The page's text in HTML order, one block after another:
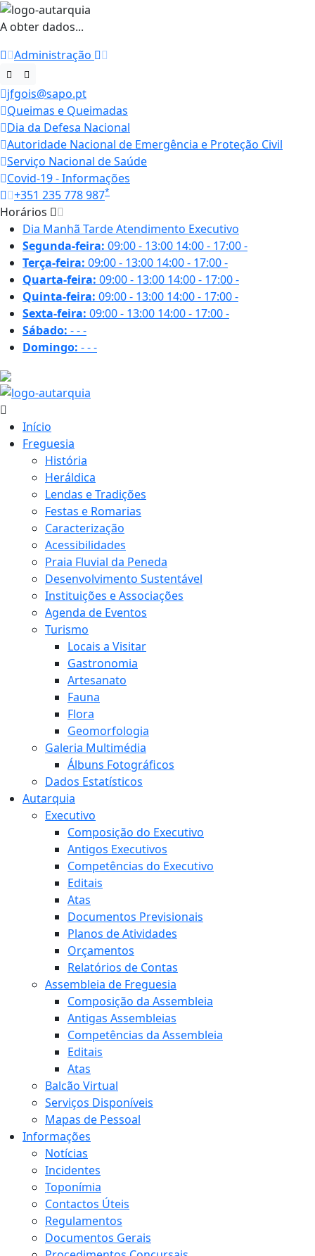
A obter dados...
Administração
jfgois@sapo.pt
Queimas e Queimadas
Dia da Defesa Nacional
Autoridade Nacional de Emergência e Proteção Civil
Serviço Nacional de Saúde
Covid-19 - Informações
+351 235 778 987*
Horários
Dia Manhã TardeAtendimento Executivo
Segunda-feira: 09:00 - 13:00 14:00 - 17:00-
Terça-feira: 09:00 - 13:00 14:00 - 17:00-
Quarta-feira: 09:00 - 13:00 14:00 - 17:00-
Quinta-feira: 09:00 - 13:00 14:00 - 17:00-
Sexta-feira: 09:00 - 13:00 14:00 - 17:00-
Sábado: ---
Domingo: ---
Início
Freguesia
História
Heráldica
Lendas e Tradições
Festas e Romarias
Caracterização
Acessibilidades
Praia Fluvial da Peneda
Desenvolvimento Sustentável
Instituições e Associações
Agenda de Eventos
Turismo
Locais a Visitar
Gastronomia
Artesanato
Fauna
Flora
Geomorfologia
Galeria Multimédia
Álbuns Fotográficos
Dados Estatísticos
Autarquia
Executivo
Composição do Executivo
Antigos Executivos
Competências do Executivo
Editais
Atas
Documentos Previsionais
Planos de Atividades
Orçamentos
Relatórios de Contas
Assembleia de Freguesia
Composição da Assembleia
Antigas Assembleias
Competências da Assembleia
Editais
Atas
Balcão Virtual
Serviços Disponíveis
Mapas de Pessoal
Informações
Notícias
Incidentes
Toponímia
Contactos Úteis
Regulamentos
Documentos Gerais